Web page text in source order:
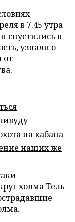
в 7.45 утра
спустились в
узнали о
от
на кабана
наших же
холма Тель